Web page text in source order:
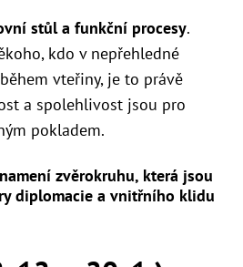
stůl a funkční procesy.
kdo v nepřehledné
vteřiny, je to právě
a spolehlivost jsou pro
pokladem.
zvěrokruhu, která jsou
diplomacie a vnitřního klidu